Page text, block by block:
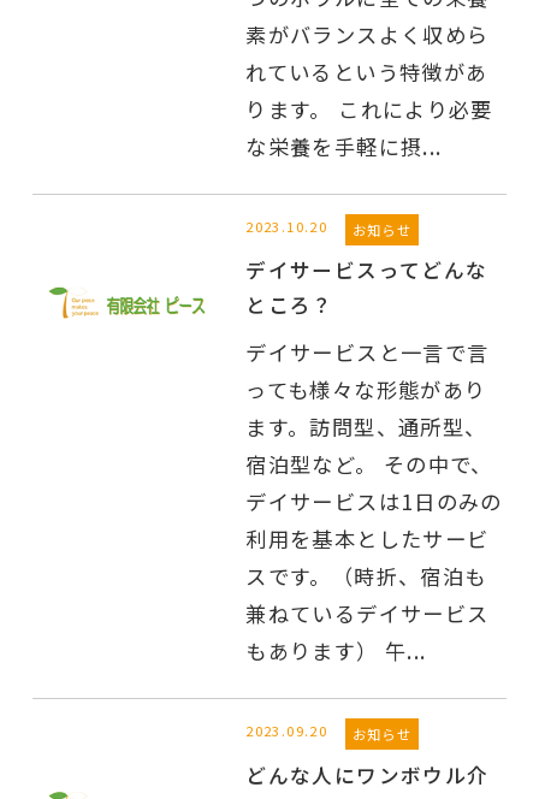
素がバランスよく収めら
れているという特徴があ
ります。 これにより必要
な栄養を手軽に摂...
2023.10.20 お知らせ
デイサービスってどんな
ところ？
デイサービスと一言で言
っても様々な形態があり
ます。訪問型、通所型、
宿泊型など。 その中で、
デイサービスは1日のみの
利用を基本としたサービ
スです。（時折、宿泊も
兼ねているデイサービス
もあります） 午...
2023.09.20 お知らせ
どんな人にワンボウル介